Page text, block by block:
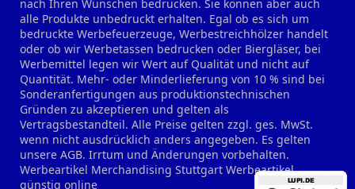
nach Ihren Wünschen bedrucken. Sie können aber auch
alle Produkte unbedruckt erhalten. Egal ob es sich um
bedruckte Werbefeuerzeuge, Werbestreichhölzer handelt
oder ob wir Werbetassen bedrucken oder Biergläser, bei
Werbemittel legen wir Wert auf Qualität und nicht auf
Quantität. Mehr- oder Minderlieferung von 10 % sind bei
Sonderanfertigungen aus produktionstechnischen
Gründen zu akzeptieren und gelten als
Vertragsbestandteil. Alle Preise gelten zzgl. ges. MwSt.
wenn nicht ausdrücklich anders angegeben. Es gelten
unsere AGB. Irrtum und Änderungen vorbehalten.
Werbeartikel Merchandising Stuttgart Werbeartikel
günstig online